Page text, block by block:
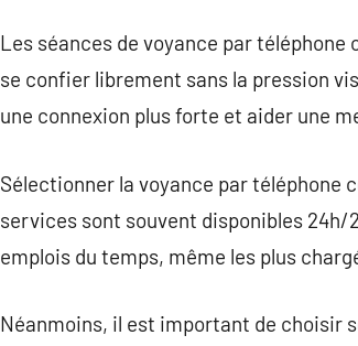
Les séances de voyance par
se confier librement sans la pression
une connexion plus forte et aider une
Sélectionner la voyance par téléphone
services sont souvent disponibles
emplois du temps, même les plus
Néanmoins, il est important de choisir